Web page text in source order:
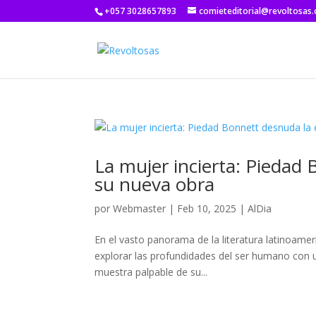
+057 3028657893
La mujer incierta: Piedad
su nueva obra
porWebmaster | Feb 10, 2025 |AlDia
En el vasto panorama de la literatura
explorar las profundidades del ser humano con
muestra palpable de su...